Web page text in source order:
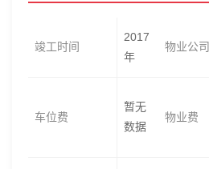
竣工时间
2017
年
物业公司
车位费
暂无
数据
物业费